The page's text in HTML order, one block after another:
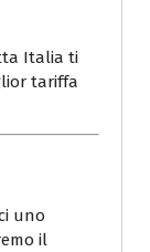
Italia ti
tariffa
uno
il